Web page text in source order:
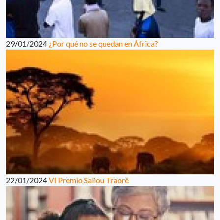
29/01/2024 ¿Por qué no se quedan en África?
22/01/2024VI Premio Saliou Traoré